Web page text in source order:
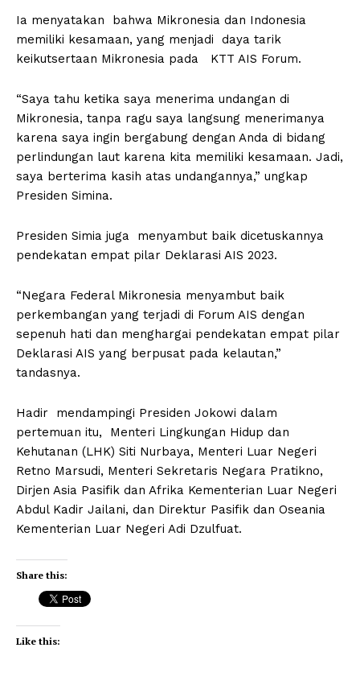
Ia menyatakan bahwa Mikronesia dan Indonesia
memiliki kesamaan, yang menjadi daya tarik
keikutsertaan Mikronesia pada KTT AIS Forum.
“Saya tahu ketika saya menerima undangan di
Mikronesia, tanpa ragu saya langsung menerimanya
karena saya ingin bergabung dengan Anda di bidang
perlindungan laut karena kita memiliki kesamaan. Jadi,
saya berterima kasih atas undangannya,” ungkap
Presiden Simina.
Presiden Simia juga menyambut baik dicetuskannya
pendekatan empat pilar Deklarasi AIS 2023.
“Negara Federal Mikronesia menyambut baik
perkembangan yang terjadi di Forum AIS dengan
sepenuh hati dan menghargai pendekatan empat pilar
Deklarasi AIS yang berpusat pada kelautan,”
tandasnya.
Hadir mendampingi Presiden Jokowi dalam
pertemuan itu, Menteri Lingkungan Hidup dan
Kehutanan (LHK) Siti Nurbaya, Menteri Luar Negeri
Retno Marsudi, Menteri Sekretaris Negara Pratikno,
Dirjen Asia Pasifik dan Afrika Kementerian Luar Negeri
Abdul Kadir Jailani, dan Direktur Pasifik dan Oseania
Kementerian Luar Negeri Adi Dzulfuat.
Share this:
Like this: